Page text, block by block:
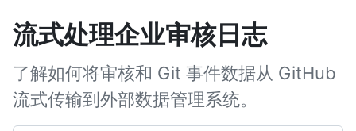
流式处理企业审核日志
了解如何将审核和 Git 事件数据从 GitHub
流式传输到外部数据管理系统。